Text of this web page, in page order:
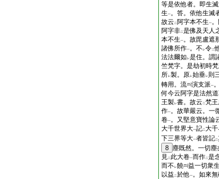
等是依他者。即生
生一。答。依他生滅
故云 二 阿字本不生一
阿字非二是佛及天人
本不生一。故毘盧遮
諸佛所作一。不 レ令二
法法爾如 レ是住。謂
竺梵字。是劫初時
所レ製。原レ始垂レ則
轉用。流
演支派一
何今云阿字是法然
王製 レ書。故云 二梵
作一。故華嚴云。一
卷一。又堅意寶性論
大千世界大一記二 大
下三界等大一者皆記二
8 塵既然。一切
見二 此大卷一而作二是
而不 レ饒
益一切衆
以益 二於他一。如來